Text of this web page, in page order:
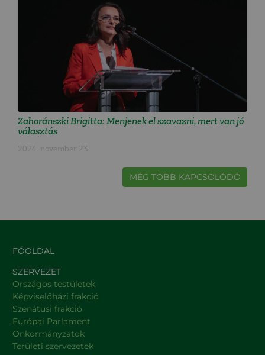
Zahoránszki Brigitta: Menjenek el szavazni, mert van jó
választás
2024. november 23.
MÉG TÖBB KAPCSOLÓDÓ
FŐOLDAL
SZERVEZET
Országos testületek
Képviselőházi frakció
Szenátusi frakció
Európai Parlament
Önkormányzatok
Területi szervezetek